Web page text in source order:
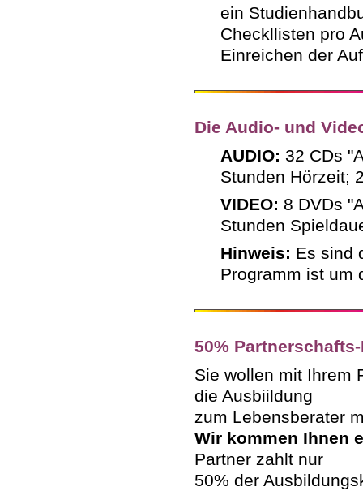
ein
Checkllisten pro
Einreichen der
Die Audio- und
AUDIO: 32 CDs
Stunden Hörzeit;
VIDEO: 8 DVDs
Stunden
Hinweis: Es sind
Programm ist um
50%
Sie wollen mit Ihrem
die Ausbiildung
zum Lebensberater
Wir kommen Ihnen
Partner zahlt nur
50% der